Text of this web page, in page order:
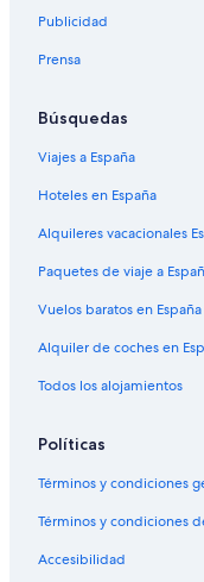
Publicidad
Prensa
Búsquedas
Viajes a España
Hoteles en España
Alquileres vacacionales
Paquetes de viaje a
Vuelos baratos en España
Alquiler de coches en
Todos los alojamientos
Políticas
Términos y condiciones
Términos y condiciones
Accesibilidad